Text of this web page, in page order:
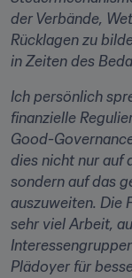
der Verbände,
Rücklagen zu
in Zeiten des
Ich persönlich
finanzielle
Good-
dies nicht nur auf
sondern auf das
auszuweiten. Die
sehr viel Arbeit,
Plädoyer für